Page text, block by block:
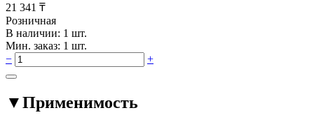
21 341 ₸
Розничная
В наличии: 1 шт.
Мин. заказ: 1 шт.
−
+
▼Применимость